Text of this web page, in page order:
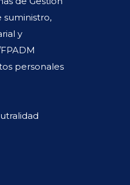
suministro,
y
personales